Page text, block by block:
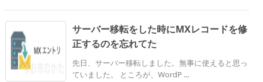
サーバー移転をした時にMXレコードを修
正するのを忘れてた
先日、サーバー移転しました。無事に使えると思っ
ていました。 ところが、WordP ...